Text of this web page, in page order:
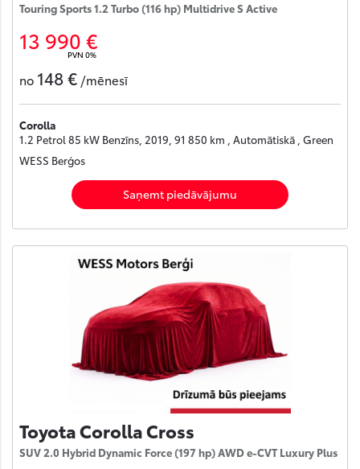
Touring Sports 1.2 Turbo (116 hp) Multidrive S Active
13 990 €
PVN 0%
no 148 € /mēnesī
Corolla
1.2 Petrol 85 kW Benzīns, 2019, 91 850 km , Automātiskā , Green
WESS Berģos
Saņemt piedāvājumu
Toyota Corolla Cross
SUV 2.0 Hybrid Dynamic Force (197 hp) AWD e-CVT Luxury Plus